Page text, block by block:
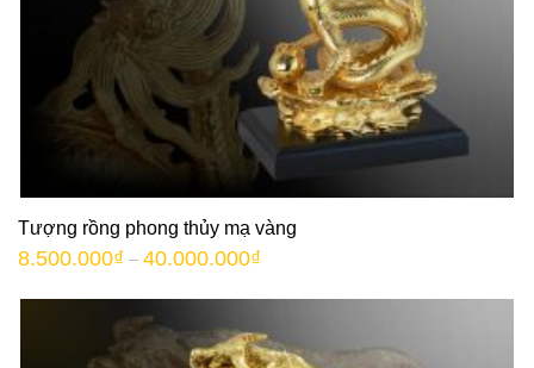
Tượng rồng phong thủy mạ vàng
8.500.000₫ – 40.000.000₫